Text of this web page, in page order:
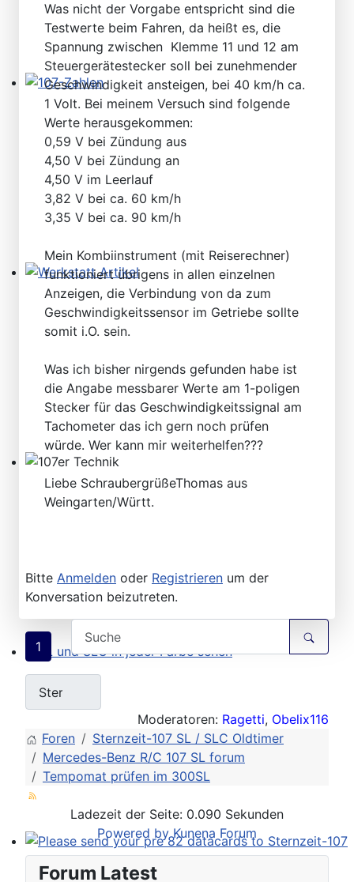
107-Zahlen
Werkstatt Artikel
107er Technik
SL und SLC in jeder Farbe sehen
Please send your pre 82 datacards to Sternzeit-107
Was nicht der Vorgabe entspricht sind die
Testwerte beim Fahren, da heißt es, die
Spannung zwischen Klemme 11 und 12 am
Steuergerätestecker soll bei zunehmender
Geschwindigkeit ansteigen, bei 40 km/h ca.
1 Volt. Bei meinem Versuch sind folgende
Werte herausgekommen:
0,59 V bei Zündung aus
4,50 V bei Zündung an
4,50 V im Leerlauf
3,82 V bei ca. 60 km/h
3,35 V bei ca. 90 km/h
Mein Kombiinstrument (mit Reiserechner)
funktioniert übrigens in allen einzelnen
Anzeigen, die Verbindung von da zum
Geschwindigkeitssensor im Getriebe sollte
somit i.O. sein.
Was ich bisher nirgends gefunden habe ist
die Angabe messbarer Werte am 1-poligen
Stecker für das Geschwindigkeitssignal am
Tachometer das ich gern noch prüfen
würde. Wer kann mir weiterhelfen???
Liebe SchraubergrüßeThomas aus
Weingarten/Württ.
Bitte Anmelden oder Registrieren um der
Konversation beizutreten.
1
Moderatoren: Ragetti, Obelix116
Foren
Sternzeit-107 SL / SLC Oldtimer
Mercedes-Benz R/C 107 SL forum
Tempomat prüfen im 300SL
Ladezeit der Seite: 0.090 Sekunden
Powered by Kunena Forum
Forum Latest